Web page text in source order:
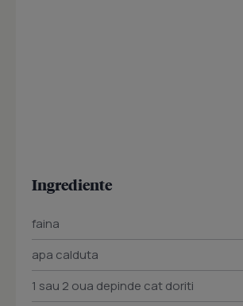
Ingrediente
faina
apa calduta
1 sau 2 oua depinde cat doriti